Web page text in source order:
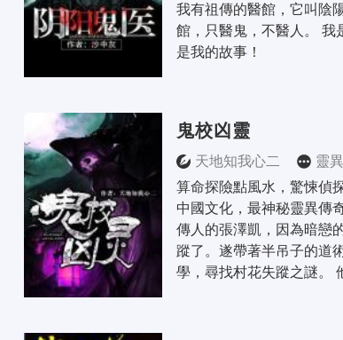
我有祖傳的醫館，它叫陰
館，只醫鬼，不醫人。 我
是我的故事！
鬼校凶靈
天地知我心二 靈
算命探險點風水，驚悚偵
中國文化，最神秘靈異傳
傳人的張澤凱，因為暗戀
蹤了。遂帶著半吊子的道
學，尋找村花失蹤之謎。